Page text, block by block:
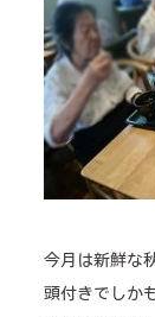
今月は新鮮な
頭付きでしか